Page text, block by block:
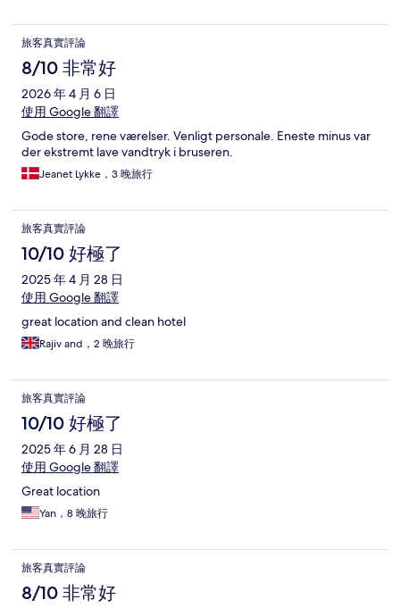
旅客真實評論
8/10 非常好
2026 年 4 月 6 日
使用 Google 翻譯
Gode store, rene værelser. Venligt personale. Eneste minus var
der ekstremt lave vandtryk i bruseren.
Jeanet Lykke，3 晚旅行
旅客真實評論
10/10 好極了
2025 年 4 月 28 日
使用 Google 翻譯
great location and clean hotel
Rajiv and，2 晚旅行
旅客真實評論
10/10 好極了
2025 年 6 月 28 日
使用 Google 翻譯
Great location
Yan，8 晚旅行
旅客真實評論
8/10 非常好